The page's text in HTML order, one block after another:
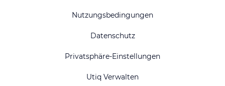
Nutzungsbedingungen
Datenschutz
Privatsphäre-Einstellungen
Utiq Verwalten